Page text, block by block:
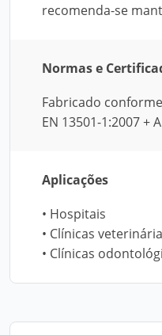
recomenda-se
Normas e
Fabricado
EN 13501-1:2007 +
Aplicações
• Hospitais
• Clínicas
• Clínicas